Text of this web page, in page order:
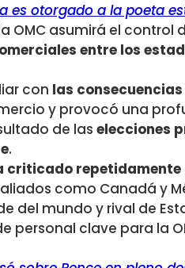
es otorgado a la poeta
OMC asumirá el control
entre los
con las
y provocó una
de las elecciones
.
criticado repetidamente
como Canadá y
del mundo y rival de
personal clave para la